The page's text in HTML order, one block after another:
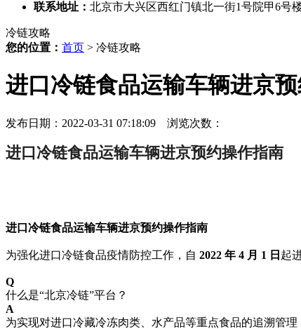
联系地址： 北京市大兴区西红门镇北一街1号院甲6号
冷链攻略
您的位置： 首页 > 冷链攻略
进口冷链食品运输车辆进京
发布日期：2022-03-31 07:18:09 浏览次数：
进口冷链食品运输车辆进京预约操作指南
进口冷链食品运输车辆进京预约操作指南
为强化进口冷链食品疫情防控工作，自 2022 年 4 月 1 日 起
Q
什么是“北京冷链”平台？
A
为实现对进口冷藏冷冻肉类、水产品等重点食品的追溯管